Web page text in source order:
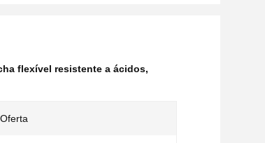
flexível resistente a ácidos,
Oferta